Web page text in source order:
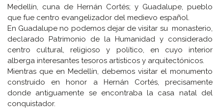
Medellín, cuna de Hernán Cortés; y Guadalupe, pueblo
que fue centro evangelizador del medievo español.
En Guadalupe no podemos dejar de visitar su monasterio,
declarado Patrimonio de la Humanidad y considerado
centro cultural, religioso y político, en cuyo interior
alberga interesantes tesoros artísticos y arquitectónicos.
Mientras que en Medellín, debemos visitar el monumento
construido en honor a Hernán Cortés, precisamente
donde antiguamente se encontraba la casa natal del
conquistador.